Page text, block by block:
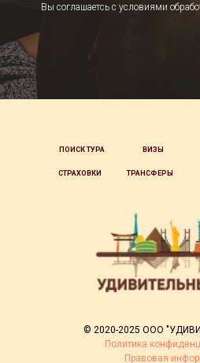
Вы соглашаетсь с условиями
ТРАНСФЕРЫ
СТРАХОВКИ
ВИЗЫ
ПОИСК ТУРА
© 2020-2025 ООО
Политика
Правовая